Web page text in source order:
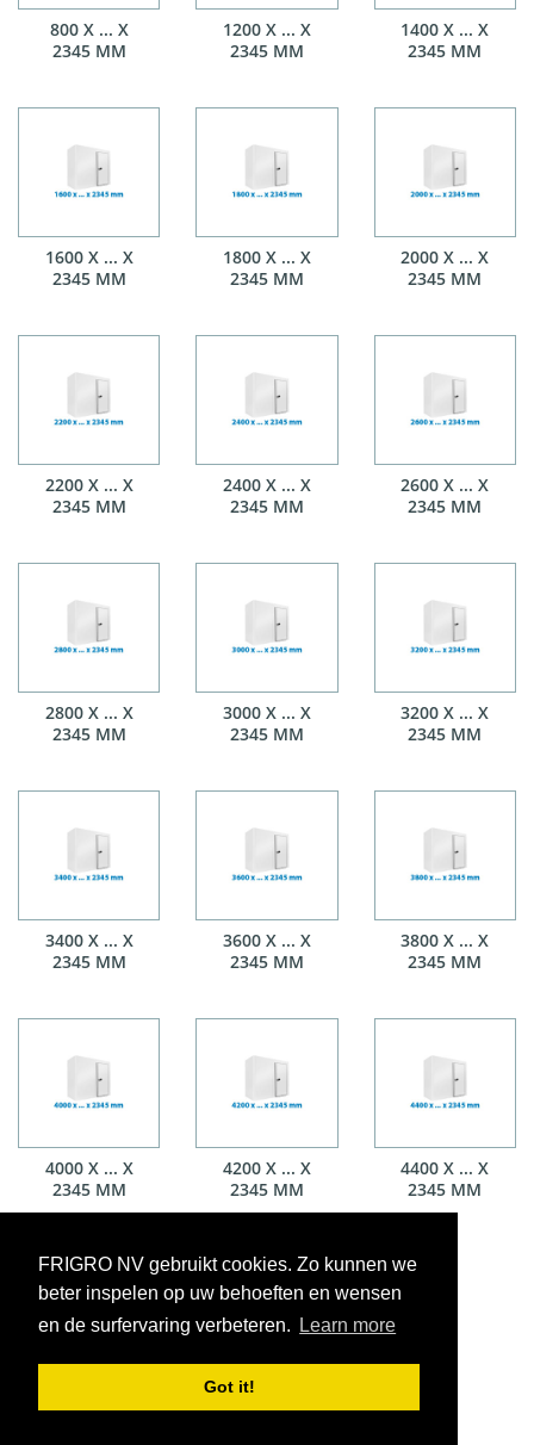
FRIGRO NV gebruikt cookies. Zo kunnen we
beter inspelen op uw behoeften en wensen
en de surfervaring verbeteren.
Learn more
Got it!
800 X ... X
2345 MM
1200 X ... X
2345 MM
1400 X ... X
2345 MM
1600 X ... X
2345 MM
1800 X ... X
2345 MM
2000 X ... X
2345 MM
2200 X ... X
2345 MM
2400 X ... X
2345 MM
2600 X ... X
2345 MM
2800 X ... X
2345 MM
3000 X ... X
2345 MM
3200 X ... X
2345 MM
3400 X ... X
2345 MM
3600 X ... X
2345 MM
3800 X ... X
2345 MM
4000 X ... X
2345 MM
4200 X ... X
2345 MM
4400 X ... X
2345 MM